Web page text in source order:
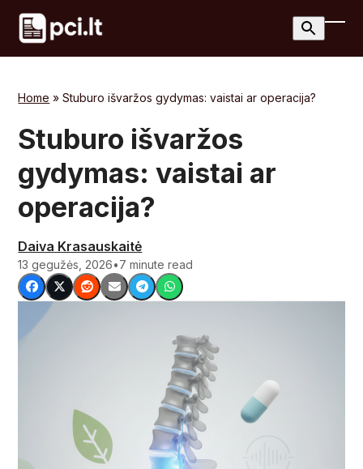
Skip
content
Home »Stuburo išvaržos gydymas: vaistai ar operacija?
Stuburo išvaržos
gydymas: vaistai ar
operacija?
Daiva Krasauskaitė
13 gegužės, 2026•7 minute read